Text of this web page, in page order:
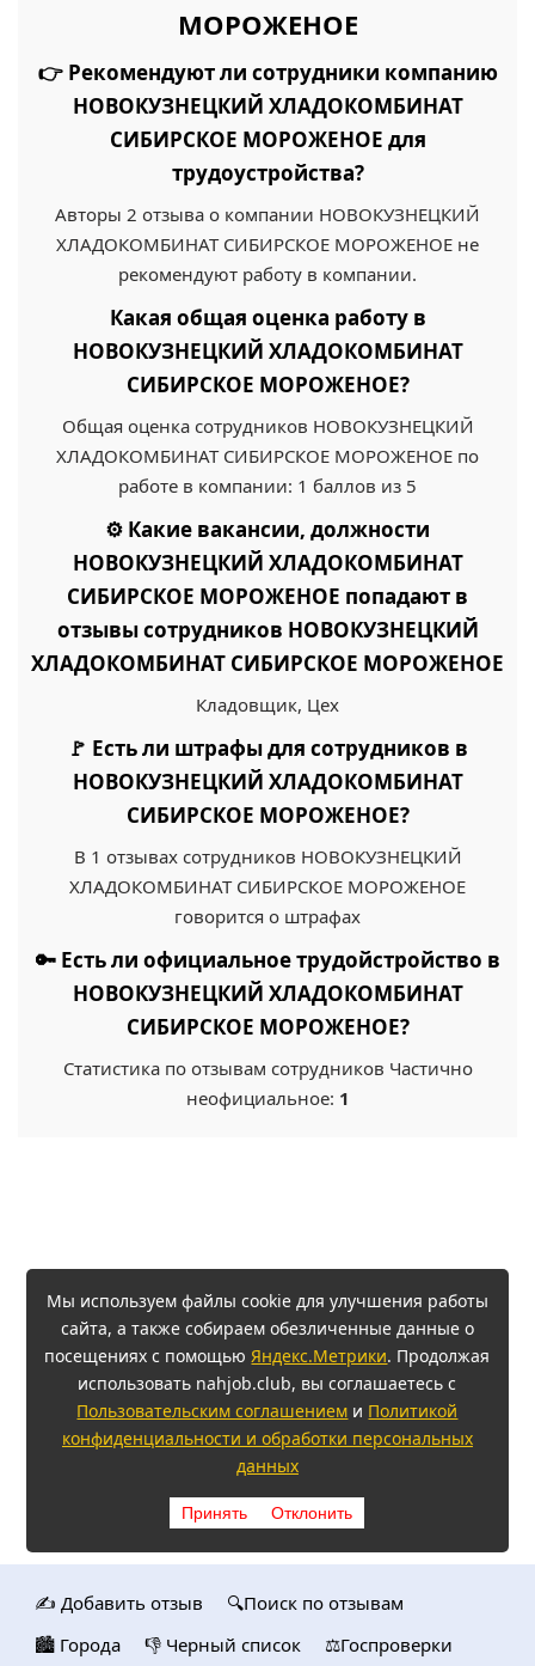
МОРОЖЕНОЕ
👉 Рекомендуют ли сотрудники компанию
НОВОКУЗНЕЦКИЙ ХЛАДОКОМБИНАТ
СИБИРСКОЕ МОРОЖЕНОЕ для
трудоустройства?
Авторы 2 отзыва о компании НОВОКУЗНЕЦКИЙ
ХЛАДОКОМБИНАТ СИБИРСКОЕ МОРОЖЕНОЕ не
рекомендуют работу в компании.
Какая общая оценка работу в
НОВОКУЗНЕЦКИЙ ХЛАДОКОМБИНАТ
СИБИРСКОЕ МОРОЖЕНОЕ?
Общая оценка сотрудников НОВОКУЗНЕЦКИЙ
ХЛАДОКОМБИНАТ СИБИРСКОЕ МОРОЖЕНОЕ по
работе в компании: 1 баллов из 5
⚙️ Какие вакансии, должности
НОВОКУЗНЕЦКИЙ ХЛАДОКОМБИНАТ
СИБИРСКОЕ МОРОЖЕНОЕ попадают в
отзывы сотрудников НОВОКУЗНЕЦКИЙ
ХЛАДОКОМБИНАТ СИБИРСКОЕ МОРОЖЕНОЕ
Кладовщик, Цех
🚩 Есть ли штрафы для сотрудников в
НОВОКУЗНЕЦКИЙ ХЛАДОКОМБИНАТ
СИБИРСКОЕ МОРОЖЕНОЕ?
В 1 отзывах сотрудников НОВОКУЗНЕЦКИЙ
ХЛАДОКОМБИНАТ СИБИРСКОЕ МОРОЖЕНОЕ
говорится о штрафах
🔑 Есть ли официальное трудойстройство в
НОВОКУЗНЕЦКИЙ ХЛАДОКОМБИНАТ
СИБИРСКОЕ МОРОЖЕНОЕ?
Статистика по отзывам сотрудников Частично
неофициальное: 1
Мы используем файлы cookie для улучшения работы
сайта, а также собираем обезличенные данные о
посещениях с помощьюЯндекс.Метрики. Продолжая
использовать nahjob.club, вы соглашаетесь с
Пользовательским соглашением и Политикой
конфиденциальности и обработки персональных
данных
Принять Отклонить
✍️ Добавить отзыв
🔍Поиск по отзывам
🏙️ Городa
👎 Черный список ⚖️Госпроверки